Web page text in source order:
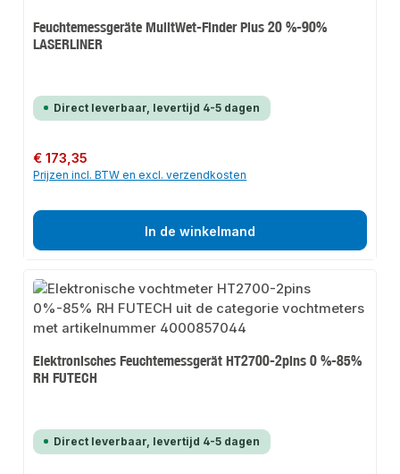
Feuchtemessgeräte MulitWet-Finder Plus 20 %-90%
LASERLINER
Direct leverbaar, levertijd 4-5 dagen
Normale prijs:
€ 173,35
Prijzen incl. BTW en excl. verzendkosten
In de winkelmand
Elektronisches Feuchtemessgerät HT2700-2pins 0 %-85%
RH FUTECH
Direct leverbaar, levertijd 4-5 dagen